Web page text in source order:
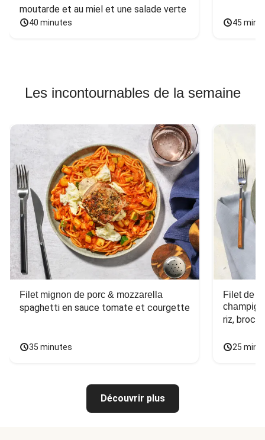
moutarde et au miel et une salade verte
40 minutes 45
Les incontournables de la semaine
Filet mignon de porc & mozzarella
spaghetti en sauce tomate et courgette
35 minutes
Filet de
riz,
25
Découvrir plus